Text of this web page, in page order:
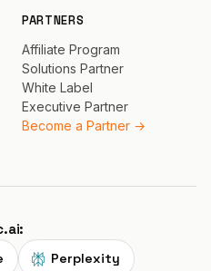
PARTNERS
Affiliate Program
Solutions Partner
White Label
Executive Partner
Become a Partner →
Perplexity